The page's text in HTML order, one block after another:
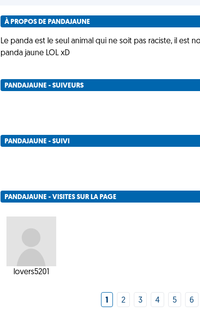
À PROPOS DE PANDAJAUNE
Le panda est le seul animal qui ne soit pas raciste, il est
panda jaune LOL xD
PANDAJAUNE - SUIVEURS
PANDAJAUNE - SUIVI
PANDAJAUNE - VISITES SUR LA PAGE
lovers5201
1 2 3 4 5 6